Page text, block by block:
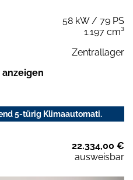
58 kW / 79 PS
1.197 cm³
Zentrallager
anzeigen
5-türig Klimaautomati.
22.334,00 €
ausweisbar